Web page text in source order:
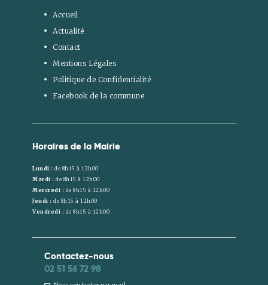
Accueil
Actualité
Contact
Mentions Légales
Politique de Confidentialité
Facebook de la commune
Horaires de la Mairie
Lundi : de 8h15 à 12h00
Mardi : de 8h15 à 12h00
Mercredi : de 8h15 à 12h00
Jeudi : de 8h15 à 12h00
Vendredi : de 8h15 à 12h00
Contactez-nous
02 51 56 72 98